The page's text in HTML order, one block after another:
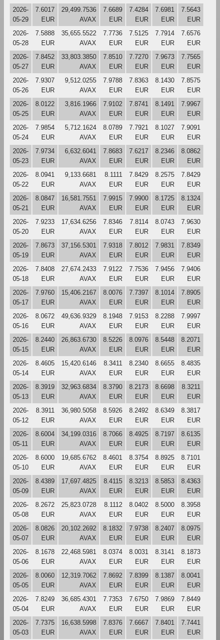
2026-
05-29
7.6017
EUR
29,499.7536
AVAX
7.6689
EUR
7.4284
EUR
7.6981
EUR
7.5643
EUR
2026-
05-28
7.5888
EUR
35,655.5522
AVAX
7.7736
EUR
7.5125
EUR
7.7914
EUR
7.6576
EUR
2026-
05-27
7.8452
EUR
33,803.3850
AVAX
7.8510
EUR
7.7270
EUR
7.9673
EUR
7.7565
EUR
2026-
05-26
7.9307
EUR
9,512.0255
AVAX
7.9788
EUR
7.8363
EUR
8.1430
EUR
7.8575
EUR
2026-
05-25
8.0122
EUR
3,816.1966
AVAX
7.9102
EUR
7.8741
EUR
8.1491
EUR
7.9967
EUR
2026-
05-24
7.9854
EUR
5,712.1624
AVAX
8.0789
EUR
7.7921
EUR
8.1027
EUR
7.9091
EUR
2026-
05-23
7.9734
EUR
6,632.6041
AVAX
7.8683
EUR
7.6217
EUR
8.2346
EUR
8.0862
EUR
2026-
05-22
8.0941
EUR
9,133.6681
AVAX
8.1111
EUR
7.8429
EUR
8.2575
EUR
7.8429
EUR
2026-
05-21
8.0847
EUR
16,581.7551
AVAX
7.9915
EUR
7.9900
EUR
8.1725
EUR
8.1324
EUR
2026-
05-20
7.9233
EUR
17,634.6256
AVAX
7.8346
EUR
7.8114
EUR
8.0743
EUR
7.9630
EUR
2026-
05-19
7.8673
EUR
37,156.5301
AVAX
7.9318
EUR
7.8012
EUR
7.9831
EUR
7.8349
EUR
2026-
05-18
7.8408
EUR
27,674.2433
AVAX
7.9122
EUR
7.7536
EUR
7.9456
EUR
7.9406
EUR
2026-
05-17
7.9760
EUR
15,406.2167
AVAX
8.0076
EUR
7.7397
EUR
8.1014
EUR
7.8905
EUR
2026-
05-16
8.0672
EUR
49,636.9329
AVAX
8.1948
EUR
7.9153
EUR
8.2288
EUR
7.9997
EUR
2026-
05-15
8.2440
EUR
26,863.6730
AVAX
8.5226
EUR
8.0976
EUR
8.5448
EUR
8.2071
EUR
2026-
05-14
8.4605
EUR
15,420.6146
AVAX
8.3411
EUR
8.2340
EUR
8.6655
EUR
8.4835
EUR
2026-
05-13
8.3919
EUR
32,963.6834
AVAX
8.3790
EUR
8.2173
EUR
8.6698
EUR
8.3211
EUR
2026-
05-12
8.3911
EUR
36,980.5058
AVAX
8.5926
EUR
8.2492
EUR
8.6349
EUR
8.3817
EUR
2026-
05-11
8.6004
EUR
34,199.0316
AVAX
8.7066
EUR
8.4925
EUR
8.7197
EUR
8.6135
EUR
2026-
05-10
8.6000
EUR
19,685.6762
AVAX
8.4601
EUR
8.3754
EUR
8.8925
EUR
8.7101
EUR
2026-
05-09
8.4389
EUR
17,697.4825
AVAX
8.4115
EUR
8.3213
EUR
8.5853
EUR
8.4363
EUR
2026-
05-08
8.2672
EUR
25,823.0728
AVAX
8.1112
EUR
8.0402
EUR
8.5000
EUR
8.3958
EUR
2026-
05-07
8.0826
EUR
20,102.2692
AVAX
8.1832
EUR
7.9738
EUR
8.2407
EUR
8.0975
EUR
2026-
05-06
8.1678
EUR
22,468.5981
AVAX
8.0374
EUR
8.0031
EUR
8.3141
EUR
8.1873
EUR
2026-
05-05
8.0060
EUR
12,319.7062
AVAX
7.8692
EUR
7.8399
EUR
8.1387
EUR
8.0041
EUR
2026-
05-04
7.8249
EUR
36,685.4301
AVAX
7.7353
EUR
7.6750
EUR
7.9869
EUR
7.8449
EUR
2026-
05-03
7.7375
EUR
16,638.5998
AVAX
7.8376
EUR
7.6667
EUR
7.8401
EUR
7.7441
EUR